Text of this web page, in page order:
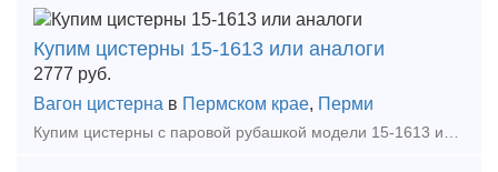
Купим цистерны 15-1613 или аналоги
2777 руб.
Вагон цистерна в Пермском крае, Перми
Купим цистерны с паровой рубашкой модели 15-1613 или аналоги Тип предложения: требуется продукция